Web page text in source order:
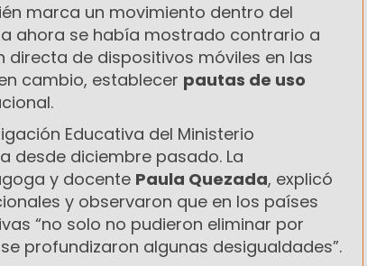
marca un movimiento dentro del
ahora se había mostrado contrario a
de dispositivos móviles en las
cambio, establecer pautas de uso
Educativa del Ministerio
desde diciembre pasado. La
y docente Paula Quezada, explicó
y observaron que en los países
“no solo no pudieron eliminar por
profundizaron algunas desigualdades”.